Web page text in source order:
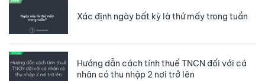
Xác định ngày bất kỳ là thứ mấy trong tuần
Hướng dẫn cách tính thuế TNCN đối với cá
nhân có thu nhập 2 nơi trở lên